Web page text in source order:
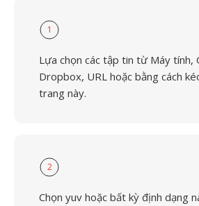
1
Lựa chọn các tập tin từ Máy tính,
Dropbox, URL hoặc bằng cách
trang này.
2
Chọn yuv hoặc bất kỳ định dạng